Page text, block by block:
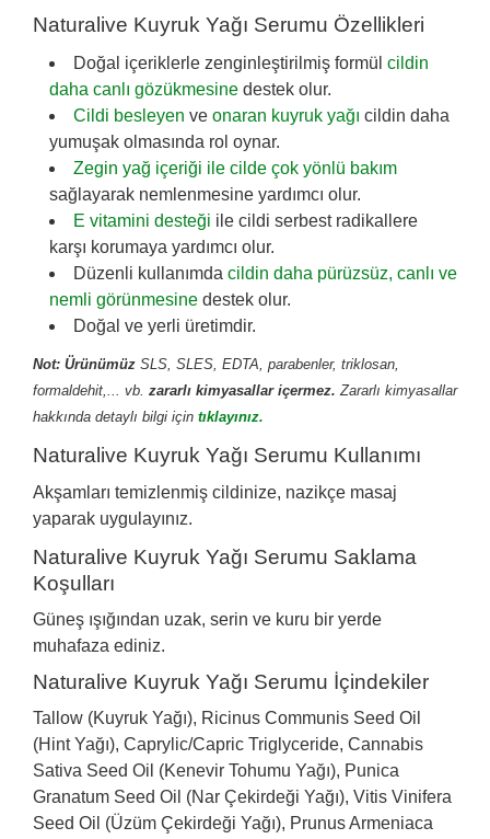
Naturalive Kuyruk Yağı Serumu Özellikleri
Doğal içeriklerle zenginleştirilmiş formül cildin
daha canlı gözükmesine destek olur.
Cildi besleyen ve onaran kuyruk yağı cildin daha
yumuşak olmasında rol oynar.
Zegin yağ içeriği ile cilde çok yönlü bakım
sağlayarak nemlenmesine yardımcı olur.
E vitamini desteği ile cildi serbest radikallere
karşı korumaya yardımcı olur.
Düzenli kullanımda cildin daha pürüzsüz, canlı ve
nemli görünmesine destek olur.
Doğal ve yerli üretimdir.
Not: Ürünümüz SLS, SLES, EDTA, parabenler, triklosan,
formaldehit,... vb. zararlı kimyasallar içermez. Zararlı kimyasallar
hakkında detaylı bilgi için tıklayınız.
Naturalive Kuyruk Yağı Serumu Kullanımı
Akşamları temizlenmiş cildinize, nazikçe masaj
yaparak uygulayınız.
Naturalive Kuyruk Yağı Serumu Saklama
Koşulları
Güneş ışığından uzak, serin ve kuru bir yerde
muhafaza ediniz.
Naturalive Kuyruk Yağı Serumu İçindekiler
Tallow (Kuyruk Yağı), Ricinus Communis Seed Oil
(Hint Yağı), Caprylic/Capric Triglyceride, Cannabis
Sativa Seed Oil (Kenevir Tohumu Yağı), Punica
Granatum Seed Oil (Nar Çekirdeği Yağı), Vitis Vinifera
Seed Oil (Üzüm Çekirdeği Yağı), Prunus Armeniaca